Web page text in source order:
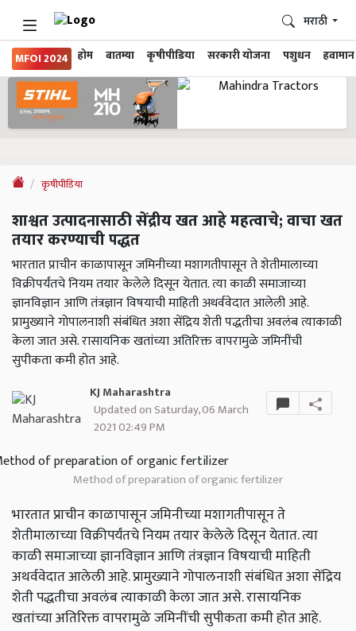
MFOI 2024 होम बातम्या कृषीपीडिया सरकारी योजना पशुधन हवामान
मराठी
कृषीपीडिया
शाश्वत उत्पादनासाठी सेंद्रीय खत आहे महत्वाचे; वाचा खत
तयार करण्याची पद्धत
भारतात प्राचीन काळापासून जमिनीच्या मशागतीपासून ते शेतीमालाच्या
विक्रीपर्यंतचे नियम तयार केलेले दिसून येतात. त्या काळी समाजाच्या
ज्ञानविज्ञान आणि तंत्रज्ञान विषयाची माहिती अथर्ववेदात आलेली आहे.
प्रामुख्याने गोपालनाशी संबंधित अशा सेंद्रिय शेती पद्धतीचा अवलंब त्याकाळी
केला जात असे. रासायनिक खतांच्या अतिरिक्त वापरामुळे जमिनींची
सुपीकता कमी होत आहे.
KJ Maharashtra
Updated on Saturday, 06 March
2021 02:49 PM
Method of preparation of organic fertilizer
भारतात प्राचीन काळापासून जमिनीच्या मशागतीपासून ते
शेतीमालाच्या विक्रीपर्यंतचे नियम तयार केलेले दिसून येतात. त्या
काळी समाजाच्या ज्ञानविज्ञान आणि तंत्रज्ञान विषयाची माहिती
अथर्ववेदात आलेली आहे. प्रामुख्याने गोपालनाशी संबंधित अशा सेंद्रिय
शेती पद्धतीचा अवलंब त्याकाळी केला जात असे. रासायनिक
खतांच्या अतिरिक्त वापरामुळे जमिनींची सुपीकता कमी होत आहे.